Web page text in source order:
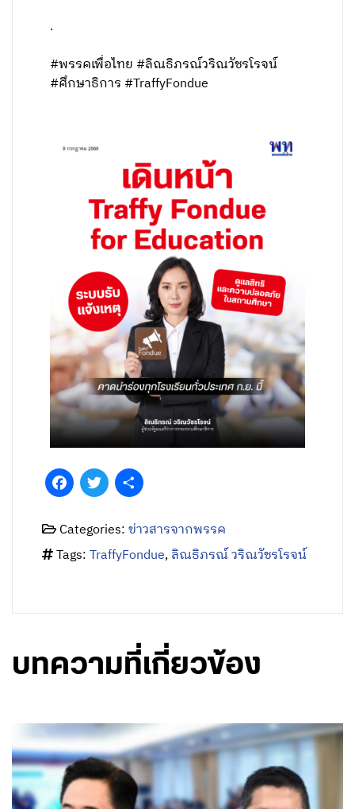
.
#พรรคเพื่อไทย #ลิณธิภรณ์วริณวัชรโรจน์
#ศึกษาธิการ #TraffyFondue
FacebookTwitter
Categories:ข่าวสารจากพรรค
Tags:TraffyFondue,ลิณธิภรณ์ วริณวัชรโรจน์
บทความที่เกี่ยวข้อง